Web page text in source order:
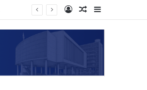
Log InRandom Article